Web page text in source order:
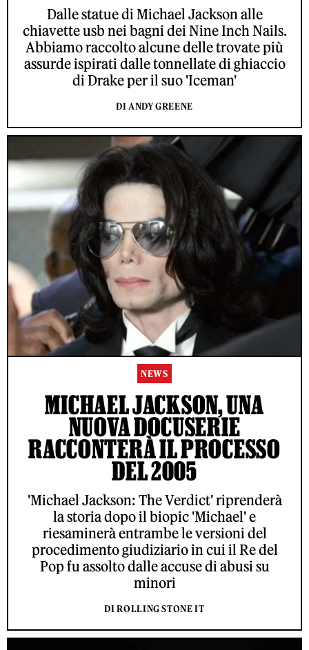
Dalle statue di Michael Jackson alle
chiavette usb nei bagni dei Nine Inch Nails.
Abbiamo raccolto alcune delle trovate più
assurde ispirati dalle tonnellate di ghiaccio
di Drake per il suo 'Iceman'
DI ANDY GREENE
NEWS
MICHAEL JACKSON, UNA
NUOVA DOCUSERIE
RACCONTERÀ IL PROCESSO
DEL 2005
'Michael Jackson: The Verdict' riprenderà
la storia dopo il biopic 'Michael' e
riesaminerà entrambe le versioni del
procedimento giudiziario in cui il Re del
Pop fu assolto dalle accuse di abusi su
minori
DI ROLLING STONE IT